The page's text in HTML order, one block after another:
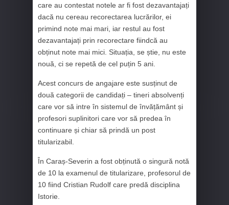
care au contestat notele ar fi fost dezavantajați
dacă nu cereau recorectarea lucrărilor, ei
primind note mai mari, iar restul au fost
dezavantajați prin recorectare fiindcă au
obținut note mai mici. Situația, se știe, nu este
nouă, ci se repetă de cel puțin 5 ani.
Acest concurs de angajare este susținut de
două categorii de candidați – tineri absolvenți
care vor să intre în sistemul de învățământ și
profesori suplinitori care vor să predea în
continuare și chiar să prindă un post
titularizabil.
În Caraș-Severin a fost obținută o singură notă
de 10 la examenul de titularizare, profesorul de
10 fiind Cristian Rudolf care predă disciplina
Istorie.